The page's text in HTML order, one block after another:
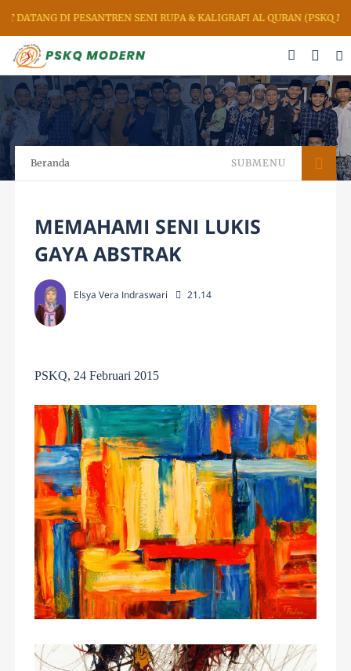
DI PESANTREN SENI RUPA & KALIGRAFI AL QURAN (PSKQ
Beranda SUBMENU
MEMAHAMI SENI LUKIS
GAYA ABSTRAK
Elsya Vera Indraswari 21.14
PSKQ, 24 Februari 2015